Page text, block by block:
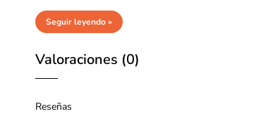
Seguir leyendo »
Valoraciones (0)
Reseñas